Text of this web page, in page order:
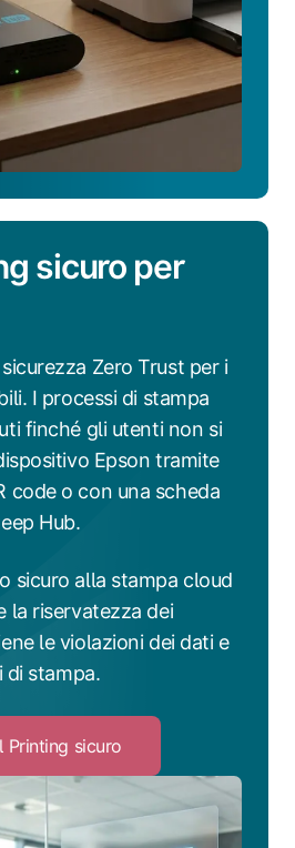
sicuro per
Zero Trust per i
I processi di stampa
finché gli utenti non si
Epson tramite
code o con una scheda
Hub.
sicuro alla stampa cloud
la riservatezza dei
le violazioni dei dati e
di stampa.
Printing sicuro
to
il